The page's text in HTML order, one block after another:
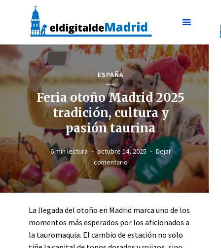
ESPAÑA
Feria otoño Madrid 2025
tradición, cultura y
pasión taurina
6 min lectura octubre 14, 2025
Dejar
comentario
La llegada del otoño en Madrid marca uno de los
momentos más esperados por los aficionados a
la tauromaquia. El cambio de estación no solo